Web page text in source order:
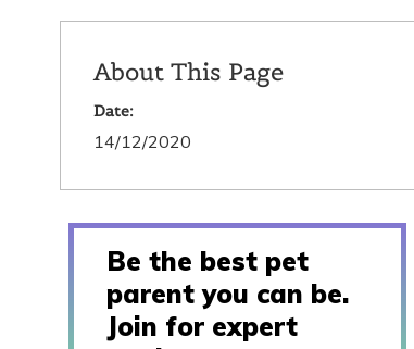
About This Page
Date:
14/12/2020
Be the best pet
parent you can be.
Join for expert